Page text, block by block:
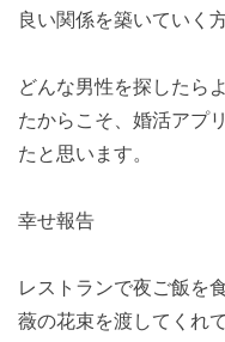
良い関係を築いていく
どんな男性を探したら
たからこそ、婚活アプ
たと思います。
幸せ報告
レストランで夜ご飯を
薇の花束を渡してくれ